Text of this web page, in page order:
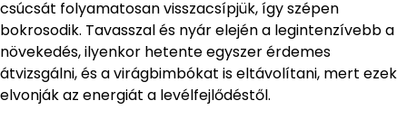
csúcsát folyamatosan visszacsípjük, így szépen
bokrosodik. Tavasszal és nyár elején a legintenzívebb a
növekedés, ilyenkor hetente egyszer érdemes
átvizsgálni, és a virágbimbókat is eltávolítani, mert ezek
elvonják az energiát a levélfejlődéstől.